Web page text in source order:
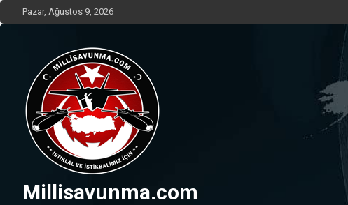
Skip
to
Pazar, Ağustos 9, 2026
Millisavunma.com